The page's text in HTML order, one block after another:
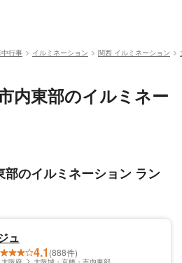
行事 イルミネーション 関西 イルミネーション
内東部のイルミネー
のイルミネーション ラン
ュ
4.1 (888件)